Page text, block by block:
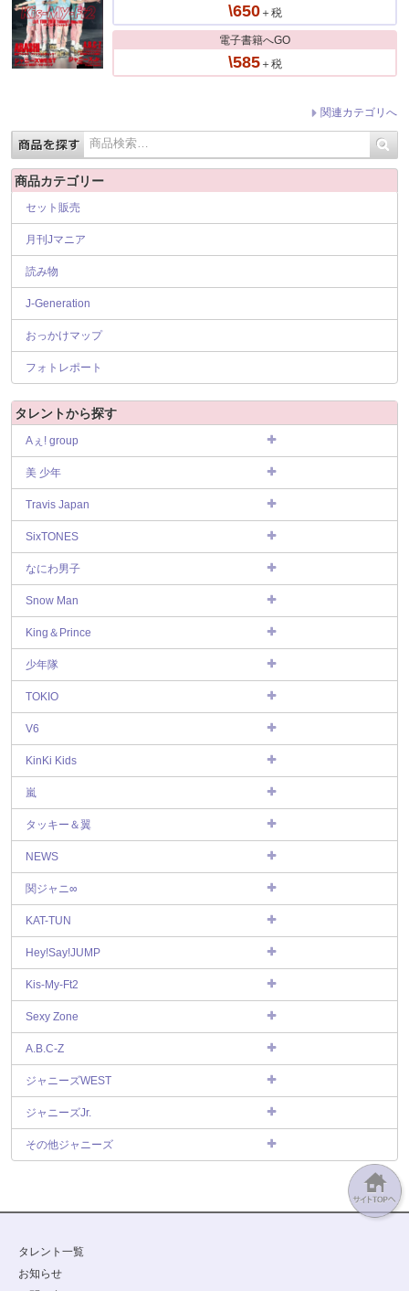
\650＋税
電子書籍へGO
\585＋税
関連カテゴリへ
商品カテゴリー
セット販売
月刊Jマニア
読み物
J-Generation
おっかけマップ
フォトレポート
タレントから探す
Aぇ! group
美 少年
Travis Japan
SixTONES
なにわ男子
Snow Man
King＆Prince
少年隊
TOKIO
V6
KinKi Kids
嵐
タッキー＆翼
NEWS
関ジャニ∞
KAT-TUN
Hey!Say!JUMP
Kis-My-Ft2
Sexy Zone
A.B.C-Z
ジャニーズWEST
ジャニーズJr.
その他ジャニーズ
タレント一覧
お知らせ